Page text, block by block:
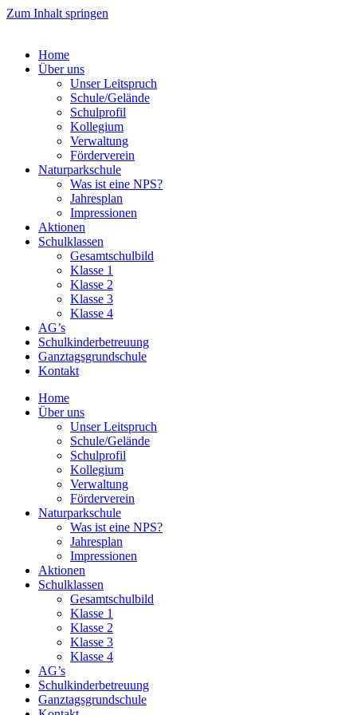
Zum Inhalt springen
Home
Über uns
Unser Leitspruch
Schule/Gelände
Schulprofil
Kollegium
Verwaltung
Förderverein
Naturparkschule
Was ist eine NPS?
Jahresplan
Impressionen
Aktionen
Schulklassen
Gesamtschulbild
Klasse 1
Klasse 2
Klasse 3
Klasse 4
AG’s
Schulkinderbetreuung
Ganztagsgrundschule
Kontakt
Home
Über uns
Unser Leitspruch
Schule/Gelände
Schulprofil
Kollegium
Verwaltung
Förderverein
Naturparkschule
Was ist eine NPS?
Jahresplan
Impressionen
Aktionen
Schulklassen
Gesamtschulbild
Klasse 1
Klasse 2
Klasse 3
Klasse 4
AG’s
Schulkinderbetreuung
Ganztagsgrundschule